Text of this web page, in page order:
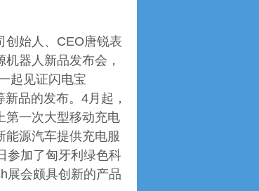
创始人、CEO唐锐表
器人新品发布会，
起见证闪电宝
品的发布。4月起，
第一次大型移动充电
能源汽车提供充电服
参加了匈牙利绿色科
展会颇具创新的产品